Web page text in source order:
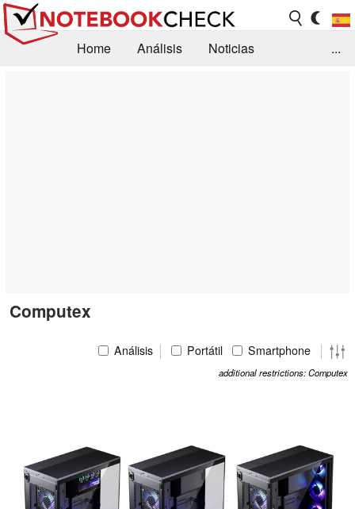
Home Análisis
Noticias
...
Computex
Análisis Portátil Smartphone
additional restrictions: Computex